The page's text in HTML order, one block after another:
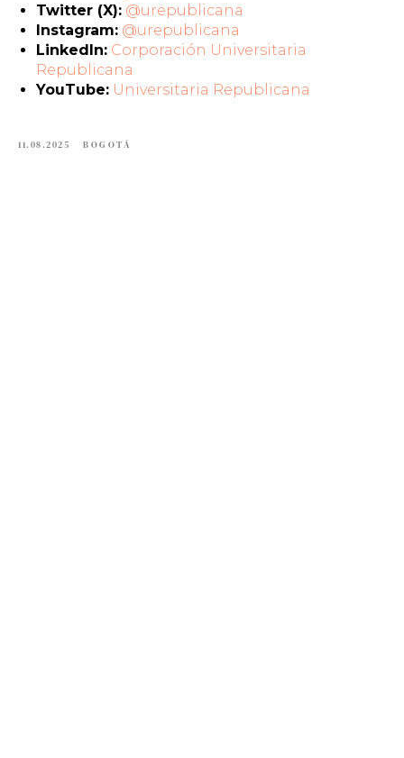
Twitter (X): @urepublicana
Instagram: @urepublicana
LinkedIn: Corporación Universitaria
Republicana
YouTube: Universitaria Republicana
11.08.2025 BOGOTÁ